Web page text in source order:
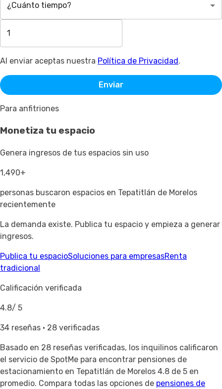
¿Cuánto tiempo?
Al enviar aceptas nuestra Política de Privacidad.
Enviar
Para anfitriones
Monetiza tu espacio
Genera ingresos de tus espacios sin uso
1,490+
personas buscaron espacios en Tepatitlán de Morelos
recientemente
La demanda existe. Publica tu espacio y empieza a generar
ingresos.
Publica tu espacioSoluciones para empresasRenta
tradicional
Calificación verificada
4.8/ 5
34 reseñas · 28 verificadas
Basado en 28 reseñas verificadas, los inquilinos calificaron
el servicio de SpotMe para encontrar pensiones de
estacionamiento en Tepatitlán de Morelos 4.8 de 5 en
promedio. Compara todas las opciones de pensiones de